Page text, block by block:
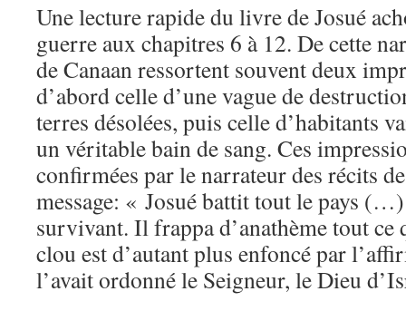
Une lecture rapide du livre de Josué
guerre aux chapitres 6 à 12. De cette
de Canaan ressortent souvent deux
d’abord celle d’une vague de
terres désolées, puis celle d’habitants
un véritable bain de sang. Ces
confirmées par le narrateur des récits
message: « Josué battit tout le pays
survivant. Il frappa d’anathème tout
clou est d’autant plus enfoncé par
l’avait ordonné le Seigneur, le Dieu